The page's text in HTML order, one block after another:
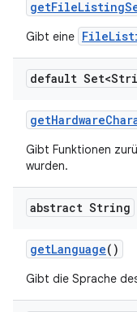
getFileListing
Gibt eine
default
getHardware
Gibt Funktionen
wurden.
abstract String
getLanguage()
Gibt die Sprache